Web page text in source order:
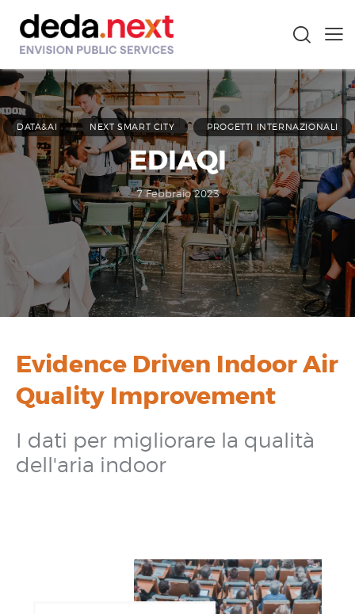
DATA&AI NEXT SMART CITY PROGETTI INTERNAZIONALI
EDIAQI
7 Febbraio 2023
Evidence Driven Indoor Air
Quality Improvement
I dati per migliorare la qualità
dell'aria indoor